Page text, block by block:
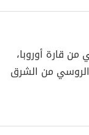
من قارة أوروبا،
الروسي من الشرق